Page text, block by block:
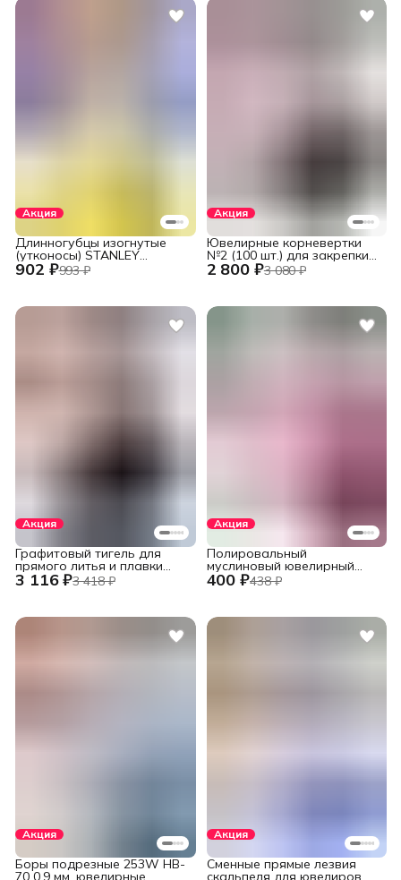
Акция
902 ₽993 ₽
Длинногубцы изогнутые
(утконосы) STANLEY
DYNAGRIP STHT84071-8-23
Акция
2 800 ₽3 080 ₽
Ювелирные корневертки
№2 (100 шт.) для закрепки
вставок
Акция
3 116 ₽3 418 ₽
Графитовый тигель для
прямого литья и плавки
металлов в печах
установок INDUTHERM
V245/H120/78
Акция
400 ₽438 ₽
Полировальный
муслиновый ювелирный
круг фиолетовый 152 мм.,
60 слоев
Акция
Боры подрезные 253W HB-
70 0,9 мм. ювелирные
Акция
Сменные прямые лезвия
скальпеля для ювелиров